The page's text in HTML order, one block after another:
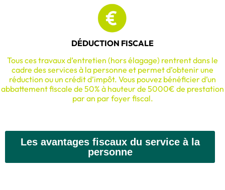
DÉDUCTION FISCALE
Tous ces travaux d’entretien (hors élagage) rentrent dans le
cadre des services à la personne et permet d’obtenir une
réduction ou un crédit d’impôt. Vous pouvez bénéficier d’un
abbattement fiscale de 50% à hauteur de 5000€ de prestation
par an par foyer fiscal.
Les avantages fiscaux du service à la
personne